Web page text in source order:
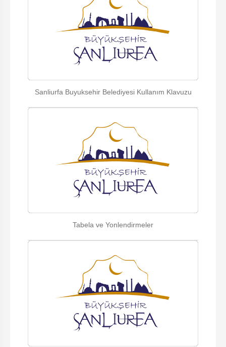
Sanliurfa Buyuksehir Belediyesi Kullanım Klavuzu
Tabela ve Yonlendirmeler